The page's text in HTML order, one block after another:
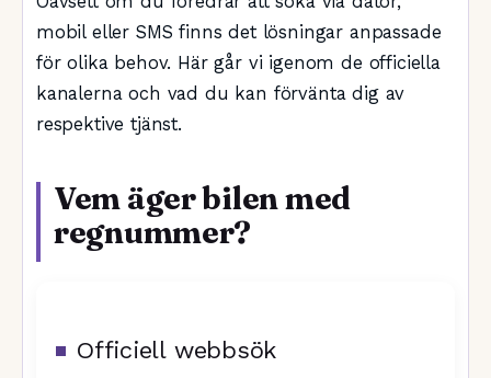
mobil eller SMS finns det lösningar anpassade
för olika behov. Här går vi igenom de officiella
kanalerna och vad du kan förvänta dig av
respektive tjänst.
Vem äger bilen med
regnummer?
Officiell webbsök